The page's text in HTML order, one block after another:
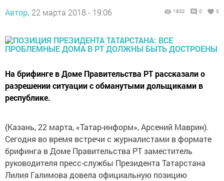
Автор, 22 марта 2018 - 19:06 1832 0 0
На брифинге в Доме Правительства РТ рассказали о
разрешении ситуации с обманутыми дольщиками в
республике.
(Казань, 22 марта, «Татар-информ», Арсений Маврин).
Сегодня во время встречи с журналистами в формате
брифинга в Доме Правительства РТ заместитель
руководителя пресс-службы Президента Татарстана
Лилия Галимова довела официальную позицию